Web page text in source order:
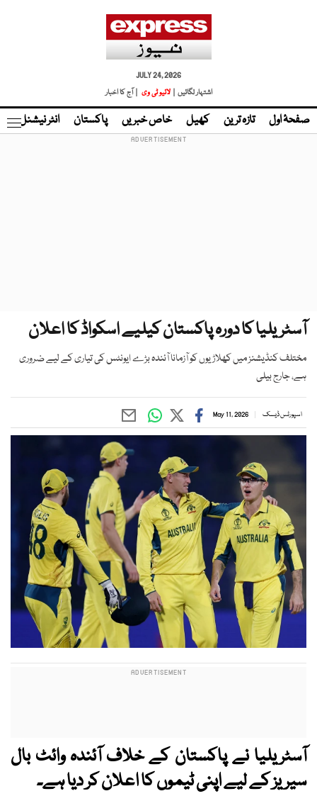
JULY 24, 2026
اشتہار لگائیں |
لائیو ٹی وی | آج کا اخبار
صفحۂ اول تازہ ترین کھیل خاص خبریں پاکستان انٹر نیشنل
آسٹریلیا کا دورہ پاکستان کیلیے اسکواڈ کا اعلان
مختلف کنڈیشنز میں کھلاڑیوں کو آزمانا آئندہ بڑے ایونٹس کی تیاری کے لیے ضروری
ہے، جارج بیلی
اسپورٹس ڈیسک May 11, 2026
آسٹریلیا نے پاکستان کے خلاف آئندہ وائٹ بال
سیریز کے لیے اپنی ٹیموں کا اعلان کر دیا ہے۔